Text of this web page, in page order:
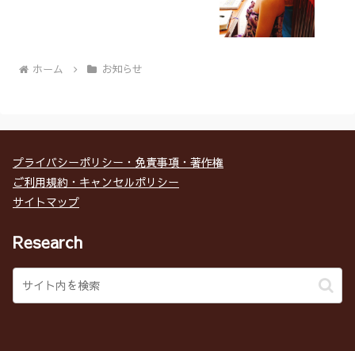
ホーム お知らせ
プライバシーポリシー・免責事項・著作権
ご利用規約・キャンセルポリシー
サイトマップ
Research